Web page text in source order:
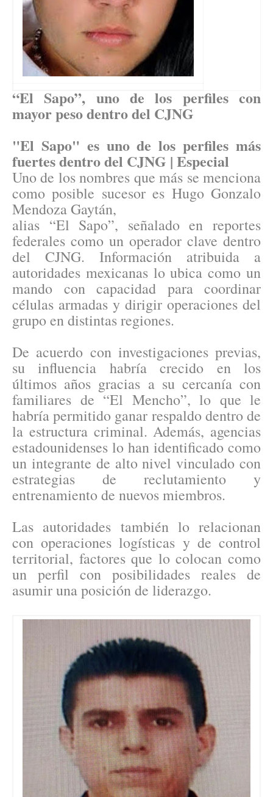
“El Sapo”, uno de los perfiles con
mayor peso dentro del CJNG
"El Sapo" es uno de los perfiles más
fuertes dentro del CJNG | Especial
Uno de los nombres que más se menciona
como posible sucesor es Hugo Gonzalo
Mendoza Gaytán,
alias “El Sapo”, señalado en reportes
federales como un operador clave dentro
del CJNG. Información atribuida a
autoridades mexicanas lo ubica como un
mando con capacidad para coordinar
células armadas y dirigir operaciones del
grupo en distintas regiones.
De acuerdo con investigaciones previas,
su influencia habría crecido en los
últimos años gracias a su cercanía con
familiares de “El Mencho”, lo que le
habría permitido ganar respaldo dentro de
la estructura criminal. Además, agencias
estadounidenses lo han identificado como
un integrante de alto nivel vinculado con
estrategias de reclutamiento y
entrenamiento de nuevos miembros.
Las autoridades también lo relacionan
con operaciones logísticas y de control
territorial, factores que lo colocan como
un perfil con posibilidades reales de
asumir una posición de liderazgo.